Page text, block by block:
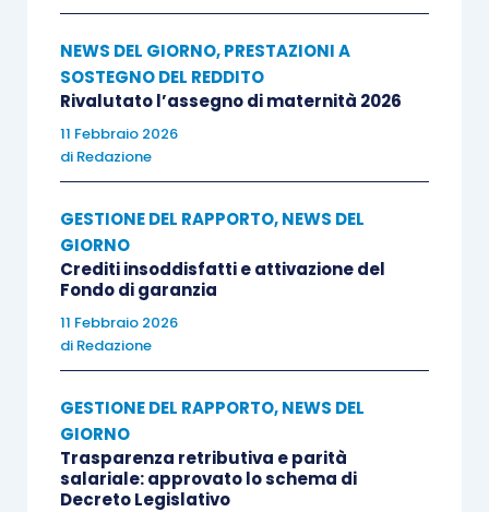
NEWS DEL GIORNO,PRESTAZIONI A
SOSTEGNO DEL REDDITO
Rivalutato l’assegno di maternità 2026
11 Febbraio 2026
di Redazione
GESTIONE DEL RAPPORTO,NEWS DEL
GIORNO
Crediti insoddisfatti e attivazione del
Fondo di garanzia
11 Febbraio 2026
di Redazione
GESTIONE DEL RAPPORTO,NEWS DEL
GIORNO
Trasparenza retributiva e parità
salariale: approvato lo schema di
Decreto Legislativo